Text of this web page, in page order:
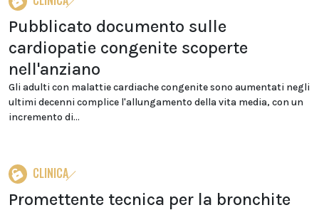
Pubblicato documento sulle
cardiopatie congenite scoperte
nell'anziano
Gli adulti con malattie cardiache congenite sono aumentati negli
ultimi decenni complice l'allungamento della vita media, con un
incremento di...
CLINICA
Promettente tecnica per la bronchite